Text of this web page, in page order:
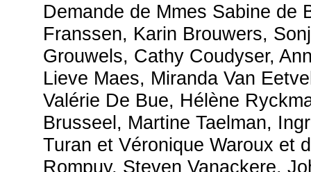
Demande de Mmes Sabine de
Franssen, Karin Brouwers,
Grouwels, Cathy Coudyser,
Lieve Maes, Miranda Van
Valérie De Bue, Hélène
Brusseel, Martine Taelman,
Turan et Véronique Waroux et
Rompuy, Steven Vanackere,